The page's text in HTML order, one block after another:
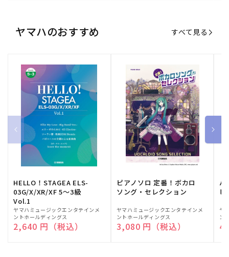
ヤマハのおすすめ すべて見る
HELLO！STAGEA ELS-
03G/X/XR/XF 5～3級
Vol.1
販
売
元:
ヤマハミュージックエンタテインメ
ントホールディングス
通常価格
2,640 円（税込）
ピアノソロ 定番！ボカロ
ソング・セレクション
販
売
元:
ヤマハミュージックエンタテインメ
ントホールディングス
通常価格
3,080 円（税込）
バ
ヒ
販
売
ヤ
ン